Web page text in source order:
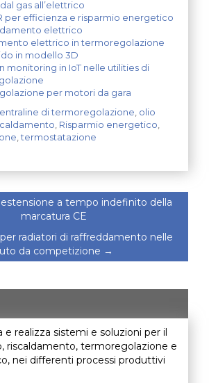
gas all’elettrico
per efficienza e risparmio energetico
elettrico
elettrico in termoregolazione
in modello 3D
monitoring in IoT nelle utilities di
per motori da gara
di termoregolazione olio
Risparmio energetico
,termostatazione
estensione a tempo indefinito della
marcatura CE
radiatori di raffreddamento nelle
da competizione →
e realizza sistemi e soluzioni per il
riscaldamento, termoregolazione e
nei differenti processi produttivi